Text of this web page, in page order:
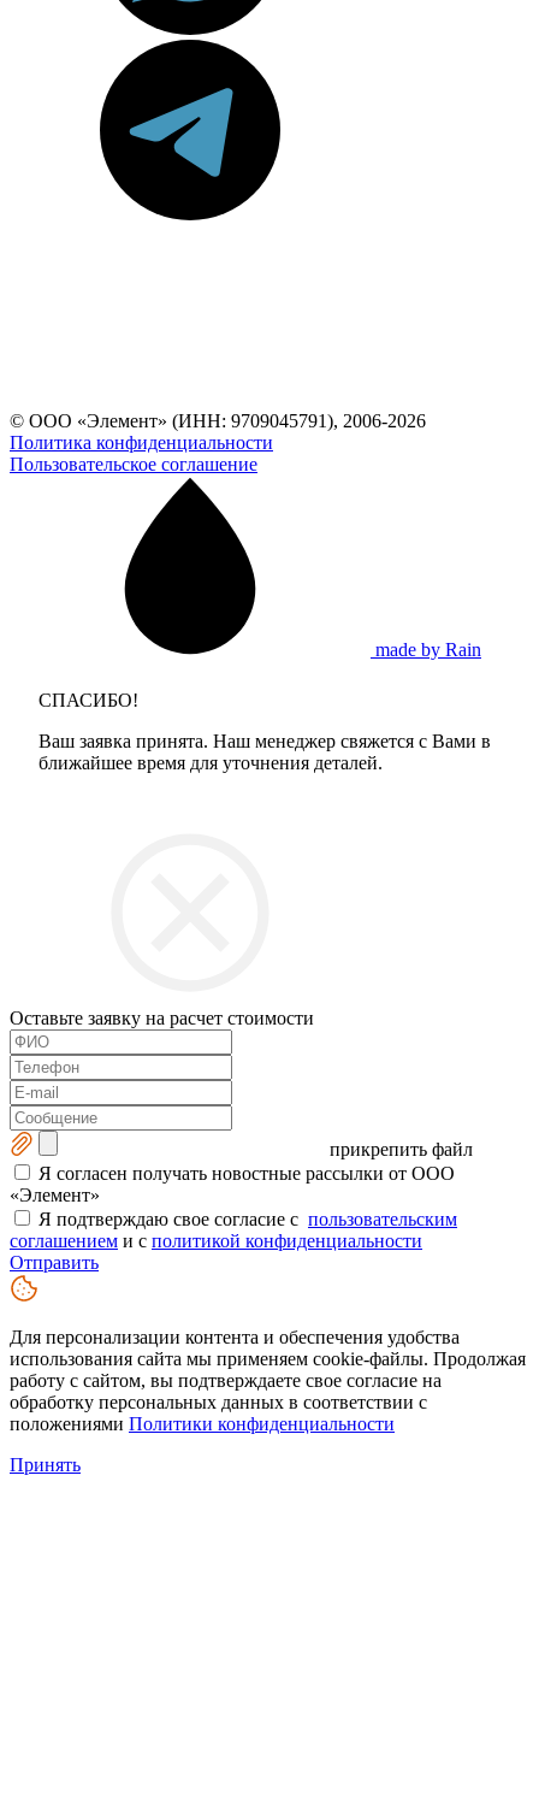
© ООО «Элемент» (ИНН: 9709045791), 2006-2026
Политика конфиденциальности
Пользовательское соглашение
made by Rain
СПАСИБО!
Ваш заявка принята. Наш менеджер свяжется с Вами в
ближайшее время для уточнения деталей.
Оставьте заявку на расчет стоимости
прикрепить файл
Я согласен получать новостные рассылки от ООО
«Элемент»
Я подтверждаю свое согласие с пользовательским
соглашением и с политикой конфиденциальности
Отправить
Для персонализации контента и обеспечения удобства
использования сайта мы применяем cookie-файлы. Продолжая
работу с сайтом, вы подтверждаете свое согласие на
обработку персональных данных в соответствии с
положениями Политики конфиденциальности
Принять